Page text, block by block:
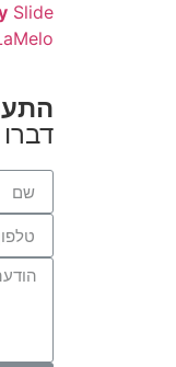
Slide